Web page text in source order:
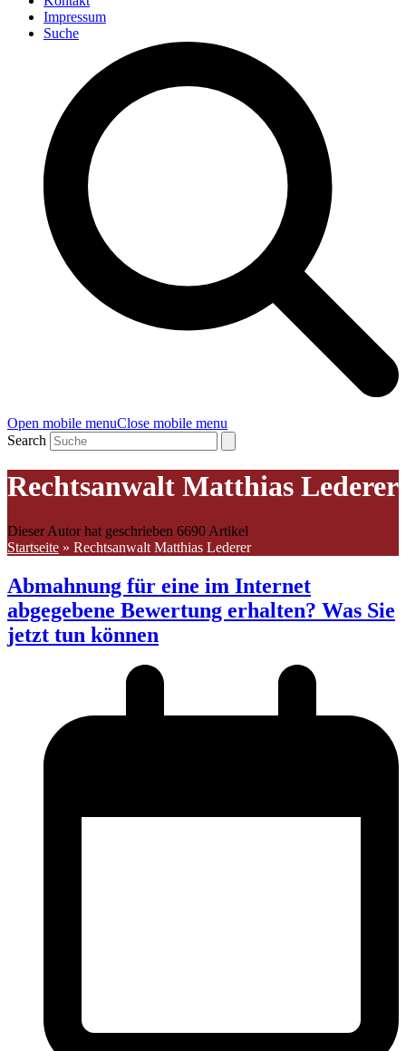
Impressum
Suche
Open mobile menuClose mobile menu
Search
Rechtsanwalt Matthias Lederer
Dieser Autor hat geschrieben 6690 Artikel
Startseite » Rechtsanwalt Matthias Lederer
Abmahnung für eine im Internet
abgegebene Bewertung erhalten? Was Sie
jetzt tun können